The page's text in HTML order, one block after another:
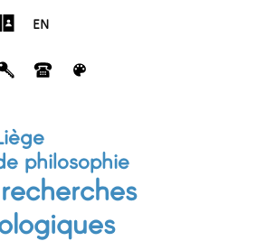
EN
philosophie